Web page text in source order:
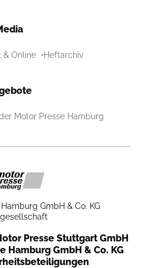
& Online Heftarchiv
Motor Presse Hamburg
GmbH & Co. KG
Presse Stuttgart GmbH
Hamburg GmbH & Co. KG